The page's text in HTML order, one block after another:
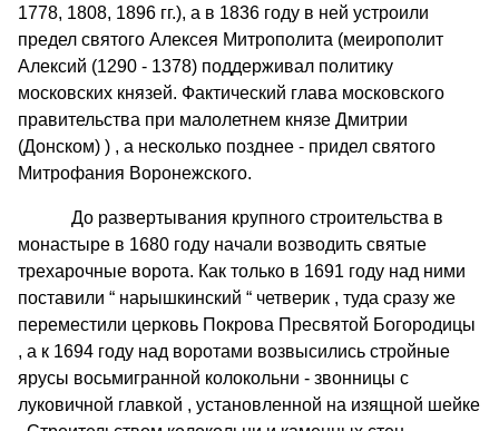
1778, 1808, 1896 гг.), а в 1836 году в ней устроили
предел святого Алексея Митрополита (меирополит
Алексий (1290 - 1378) поддерживал политику
московских князей. Фактический глава московского
правительства при малолетнем князе Дмитрии
(Донском) ) , а несколько позднее - придел святого
Митрофания Воронежского.
До развертывания крупного строительства в
монастыре в 1680 году начали возводить святые
трехарочные ворота. Как только в 1691 году над ними
поставили “ нарышкинский “ четверик , туда сразу же
переместили церковь Покрова Пресвятой Богородицы
, а к 1694 году над воротами возвысились стройные
ярусы восьмигранной колокольни - звонницы с
луковичной главкой , установленной на изящной шейке